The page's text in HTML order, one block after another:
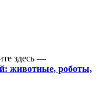
здесь —
животные, роботы,